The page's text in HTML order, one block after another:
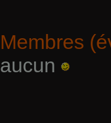
Membres
aucun